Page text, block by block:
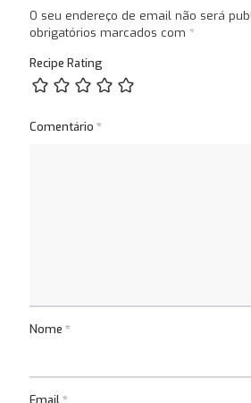
O seu endereço de email não será
obrigatórios marcados com *
Recipe Rating
Comentário *
Nome *